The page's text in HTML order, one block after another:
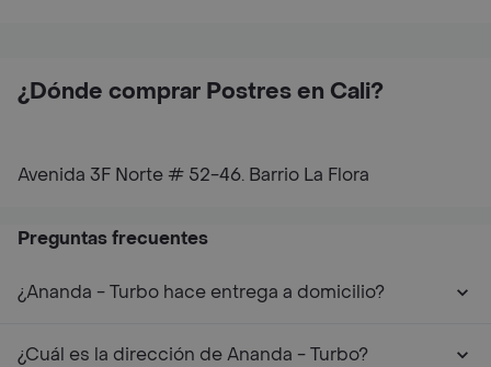
¿Dónde comprar Postres en Cali?
Avenida 3F Norte # 52-46. Barrio La Flora
Preguntas frecuentes
¿Ananda - Turbo hace entrega a domicilio?
¿Cuál es la dirección de Ananda - Turbo?